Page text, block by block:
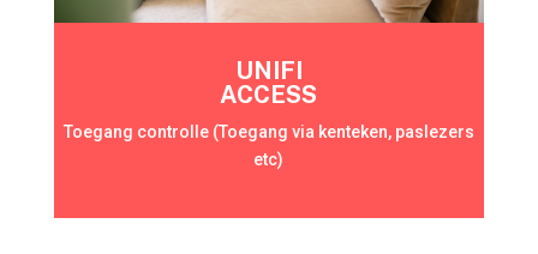
UNIFI
ACCESS
Toegang controlle (Toegang via kenteken, paslezers
etc)